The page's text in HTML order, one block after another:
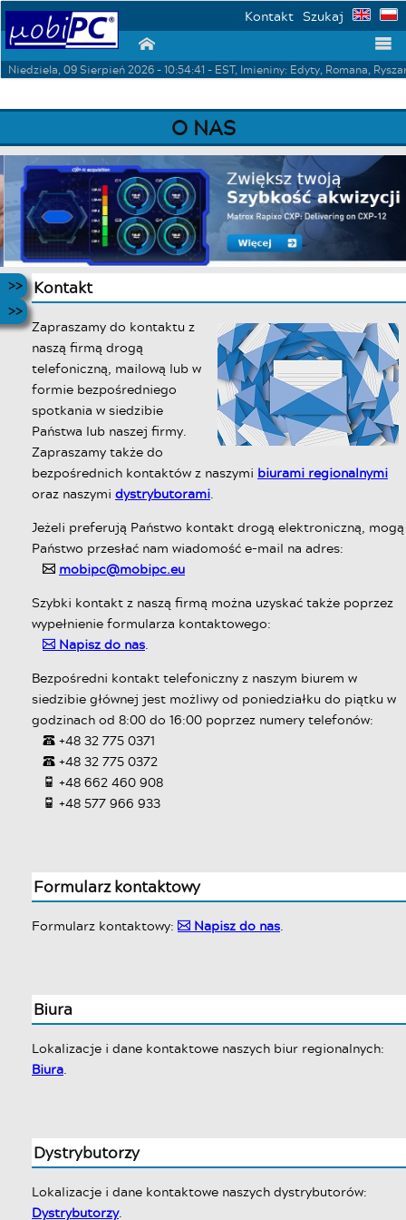
Kontakt Szukaj
⌂ ☰
Niedziela, 09 Sierpień 2026 - 10:54:41 - EST, Imieniny: Edyty, Romana,
O NAS
Kontakt
Zapraszamy do kontaktu z
naszą firmą drogą
telefoniczną, mailową lub w
formie bezpośredniego
spotkania w siedzibie
Państwa lub naszej firmy.
Zapraszamy także do
bezpośrednich kontaktów z naszymi biurami regionalnymi
oraz naszymi dystrybutorami.
Jeżeli preferują Państwo kontakt drogą elektroniczną, mogą
Państwo przesłać nam wiadomość e-mail na adres:
✉ mobipc@mobipc.eu
Szybki kontakt z naszą firmą można uzyskać także poprzez
wypełnienie formularza kontaktowego:
✉ Napisz do nas.
Bezpośredni kontakt telefoniczny z naszym biurem w
siedzibie głównej jest możliwy od poniedziałku do piątku w
godzinach od 8:00 do 16:00 poprzez numery telefonów:
☎ +48 32 775 0371
☎ +48 32 775 0372
☏ +48 662 460 908
☏ +48 577 966 933
Formularz kontaktowy
Formularz kontaktowy: ✉ Napisz do nas.
Biura
Lokalizacje i dane kontaktowe naszych biur regionalnych:
Biura.
Dystrybutorzy
Lokalizacje i dane kontaktowe naszych dystrybutorów:
Dystrybutorzy.